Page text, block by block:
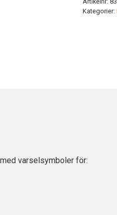
ej
Kategorier:
varselsymboler för: